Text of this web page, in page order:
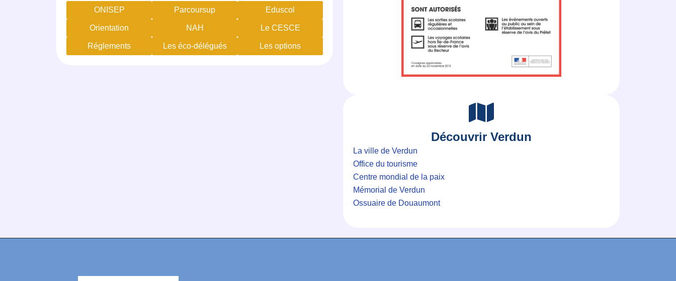
ONISEP Parcoursup Eduscol
Orientation NAH Le CESCE
Réglements Les éco-délégués Les options
Découvrir Verdun
La ville de Verdun
Office du tourisme
Centre mondial de la paix
Mémorial de Verdun
Ossuaire de Douaumont